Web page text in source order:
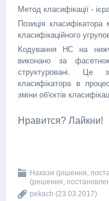
Метод класифікації -
Позиція класифікатора
класифікаційного
Кодування НС на
виконано за
структуровані. Це
класифікатора в
зміни об'єктів
Нравится? Лайкни!
Накази (рішення,
(решения,
pekach (23.03.2017)